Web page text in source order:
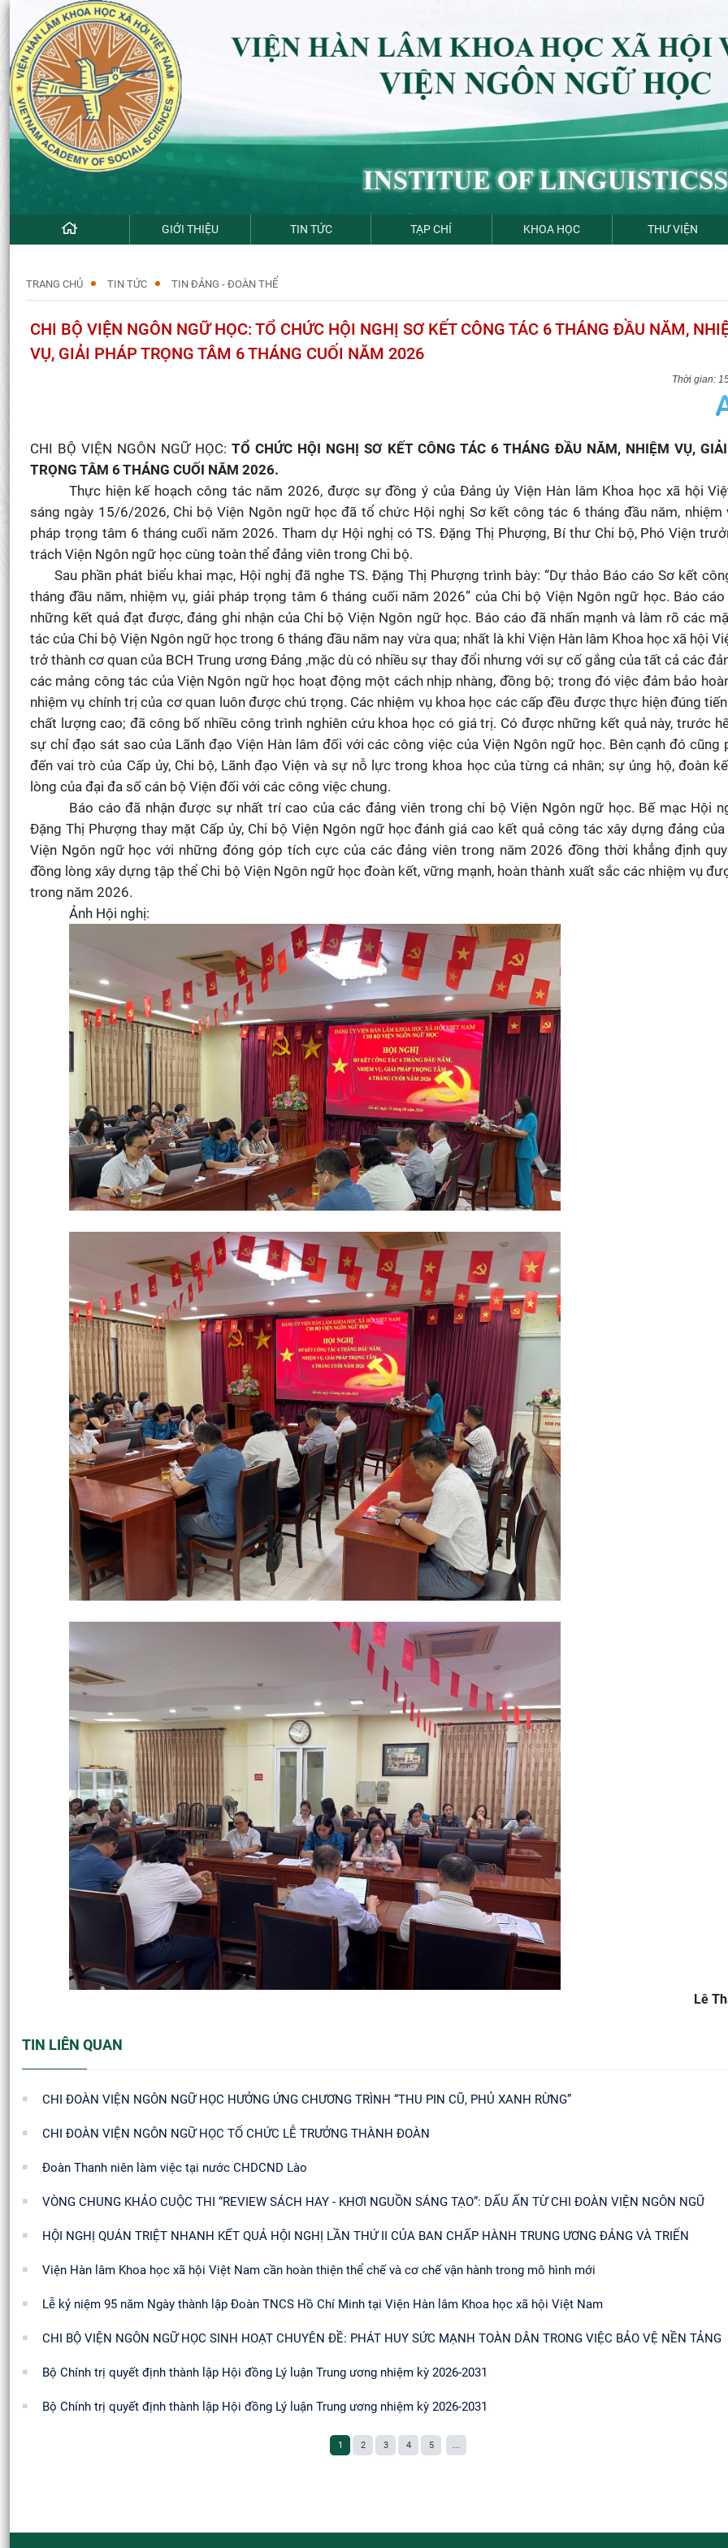
GIỚI THIỆU TIN TỨC TẠP CHÍ KHOA HỌC THƯ VIỆN
TRANG CHỦ TIN TỨC TIN ĐẢNG - ĐOÀN THỂ
CHI BỘ VIỆN NGÔN NGỮ HỌC: TỔ CHỨC HỘI NGHỊ SƠ KẾT CÔNG TÁC 6 THÁNG ĐẦU NĂM,
VỤ, GIẢI PHÁP TRỌNG TÂM 6 THÁNG CUỐI NĂM 2026
CHI BỘ VIỆN NGÔN NGỮ HỌC:TỔ CHỨC HỘI NGHỊ SƠ KẾT CÔNG TÁC 6 THÁNG ĐẦU NĂM, NHIỆM VỤ,
TRỌNG TÂM 6 THÁNG CUỐI NĂM 2026.
Thực hiện kế hoạch công tác năm 2026, được sự đồng ý của Đảng ủy Viện Hàn lâm Khoa học xã hội
sáng ngày 15/6/2026, Chi bộ Viện Ngôn ngữ học đã tổ chức Hội nghị Sơ kết công tác 6 tháng đầu năm, nhiệm
pháp trọng tâm 6 tháng cuối năm 2026. Tham dự Hội nghị có TS. Đặng Thị Phượng, Bí thư Chi bộ, Phó Viện
trách Viện Ngôn ngữ học cùng toàn thể đảng viên trong Chi bộ.
Sau phần phát biểu khai mạc, Hội nghị đã nghe TS. Đặng Thị Phượng trình bày: “Dự thảo Báo cáo Sơ kết
tháng đầu năm, nhiệm vụ, giải pháp trọng tâm 6 tháng cuối năm 2026” của Chi bộ Viện Ngôn ngữ học. Báo cáo
những kết quả đạt được, đáng ghi nhận của Chi bộ Viện Ngôn ngữ học. Báo cáo đã nhấn mạnh và làm rõ các
tác của Chi bộ Viện Ngôn ngữ học trong 6 tháng đầu năm nay vừa qua; nhất là khi Viện Hàn lâm Khoa học xã hội
trở thành cơ quan của BCH Trung ương Đảng ,mặc dù có nhiều sự thay đổi nhưng với sự cố gắng của tất cả các
các mảng công tác của Viện Ngôn ngữ học hoạt động một cách nhịp nhàng, đồng bộ; trong đó việc đảm bảo
nhiệm vụ chính trị của cơ quan luôn được chú trọng. Các nhiệm vụ khoa học các cấp đều được thực hiện đúng
chất lượng cao; đã công bố nhiều công trình nghiên cứu khoa học có giá trị. Có được những kết quả này, trước
sự chỉ đạo sát sao của Lãnh đạo Viện Hàn lâm đối với các công việc của Viện Ngôn ngữ học. Bên cạnh đó cũng
đến vai trò của Cấp ủy, Chi bộ, Lãnh đạo Viện và sự nỗ lực trong khoa học của từng cá nhân; sự ủng hộ, đoàn
lòng của đại đa số cán bộ Viện đối với các công việc chung.
Báo cáo đã nhận được sự nhất trí cao của các đảng viên trong chi bộ Viện Ngôn ngữ học. Bế mạc Hội
Đặng Thị Phượng thay mặt Cấp ủy, Chi bộ Viện Ngôn ngữ học đánh giá cao kết quả công tác xây dựng đảng của
Viện Ngôn ngữ học với những đóng góp tích cực của các đảng viên trong năm 2026 đồng thời khẳng định
đồng lòng xây dựng tập thể Chi bộ Viện Ngôn ngữ học đoàn kết, vững mạnh, hoàn thành xuất sắc các nhiệm vụ
trong năm 2026.
Ảnh Hội nghị:
Lê
TIN LIÊN QUAN
CHI ĐOÀN VIỆN NGÔN NGỮ HỌC HƯỞNG ỨNG CHƯƠNG TRÌNH “THU PIN CŨ, PHỦ XANH RỪNG”
CHI ĐOÀN VIỆN NGÔN NGỮ HỌC TỔ CHỨC LỄ TRƯỞNG THÀNH ĐOÀN
Đoàn Thanh niên làm việc tại nước CHDCND Lào
VÒNG CHUNG KHẢO CUỘC THI “REVIEW SÁCH HAY - KHƠI NGUỒN SÁNG TẠO”: DẤU ẤN TỪ CHI ĐOÀN VIỆN NGÔN NGỮ
HỘI NGHỊ QUÁN TRIỆT NHANH KẾT QUẢ HỘI NGHỊ LẦN THỨ II CỦA BAN CHẤP HÀNH TRUNG ƯƠNG ĐẢNG VÀ TRIỂN
Viện Hàn lâm Khoa học xã hội Việt Nam cần hoàn thiện thể chế và cơ chế vận hành trong mô hình mới
Lễ kỷ niệm 95 năm Ngày thành lập Đoàn TNCS Hồ Chí Minh tại Viện Hàn lâm Khoa học xã hội Việt Nam
CHI BỘ VIỆN NGÔN NGỮ HỌC SINH HOẠT CHUYÊN ĐỀ: PHÁT HUY SỨC MẠNH TOÀN DÂN TRONG VIỆC BẢO VỆ NỀN TẢNG
Bộ Chính trị quyết định thành lập Hội đồng Lý luận Trung ương nhiệm kỳ 2026-2031
Bộ Chính trị quyết định thành lập Hội đồng Lý luận Trung ương nhiệm kỳ 2026-2031
1 2 3 4 5 ...